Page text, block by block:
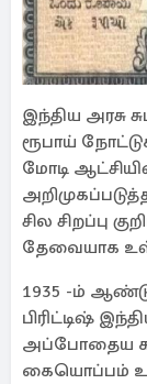
இந்திய அரசு
ரூபாய்
மோடி
சில சிறப்பு
தேவையாக
1935 -ம்
பிரிட்டிஷ்
அப்போதைய
கையொப்பம்